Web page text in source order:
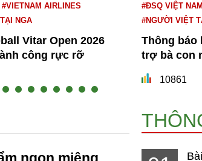
#VIETNAM AIRLINES
NGA
Vitar Open 2026
công rực rỡ
#ĐSQ VIỆT
#NGƯỜI VIỆT
Thông báo
trợ bà con
10861